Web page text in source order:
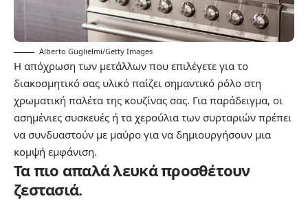
Alberto Guglielmi/Getty Images
Η απόχρωση των μετάλλων που επιλέγετε για το
διακοσμητικό σας υλικό παίζει σημαντικό ρόλο στη
χρωματική παλέτα της κουζίνας σας. Για παράδειγμα, οι
ασημένιες συσκευές ή τα χερούλια των συρταριών πρέπει
να συνδυαστούν με μαύρο για να δημιουργήσουν μια
κομψή εμφάνιση.
Τα πιο απαλά λευκά προσθέτουν
ζεστασιά.